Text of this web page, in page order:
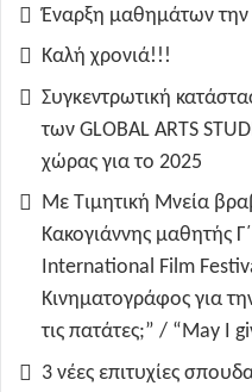
Έναρξη μαθημάτων
Καλή χρονιά!!!
Συγκεντρωτική
των GLOBAL ARTS
χώρας για το 2025
Με Τιμητική Μνεία
Κακογιάννης μαθητής
International Film
Κινηματογράφος για
τις πατάτες;” / “May I
3 νέες επιτυχίες